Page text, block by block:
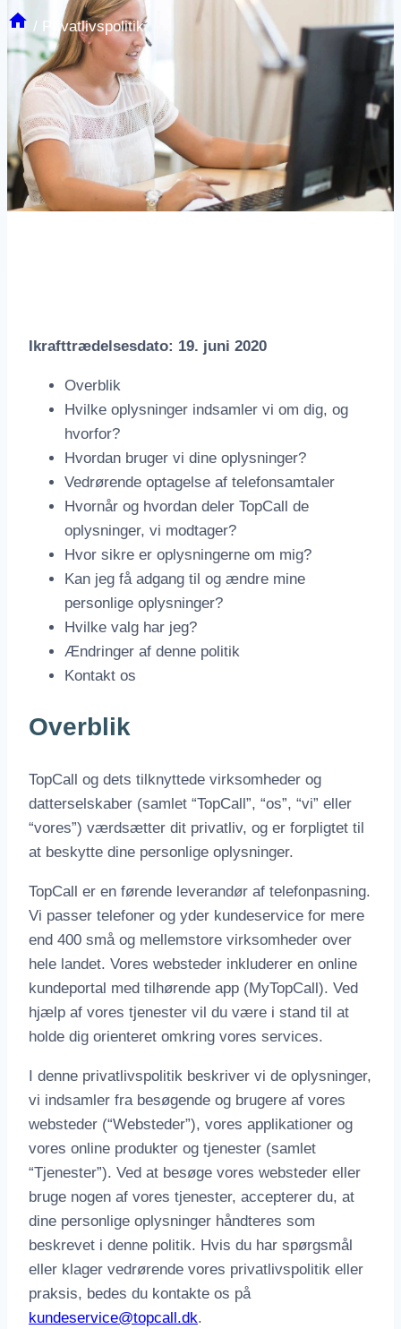
/ Privatlivspolitik
Ikrafttrædelsesdato: 19. juni 2020
Overblik
Hvilke oplysninger indsamler vi om dig, og
hvorfor?
Hvordan bruger vi dine oplysninger?
Vedrørende optagelse af telefonsamtaler
Hvornår og hvordan deler TopCall de
oplysninger, vi modtager?
Hvor sikre er oplysningerne om mig?
Kan jeg få adgang til og ændre mine
personlige oplysninger?
Hvilke valg har jeg?
Ændringer af denne politik
Kontakt os
Overblik
TopCall og dets tilknyttede virksomheder og
datterselskaber (samlet “TopCall”, “os”, “vi” eller
“vores”) værdsætter dit privatliv, og er forpligtet til
at beskytte dine personlige oplysninger.
TopCall er en førende leverandør af telefonpasning.
Vi passer telefoner og yder kundeservice for mere
end 400 små og mellemstore virksomheder over
hele landet. Vores websteder inkluderer en online
kundeportal med tilhørende app (MyTopCall). Ved
hjælp af vores tjenester vil du være i stand til at
holde dig orienteret omkring vores services.
I denne privatlivspolitik beskriver vi de oplysninger,
vi indsamler fra besøgende og brugere af vores
websteder (“Websteder”), vores applikationer og
vores online produkter og tjenester (samlet
“Tjenester”). Ved at besøge vores websteder eller
bruge nogen af vores tjenester, accepterer du, at
dine personlige oplysninger håndteres som
beskrevet i denne politik. Hvis du har spørgsmål
eller klager vedrørende vores privatlivspolitik eller
praksis, bedes du kontakte os på
kundeservice@topcall.dk.